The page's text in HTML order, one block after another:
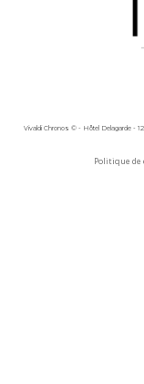
Vivaldi Chronos © - Hôtel Delagarde -
Politique